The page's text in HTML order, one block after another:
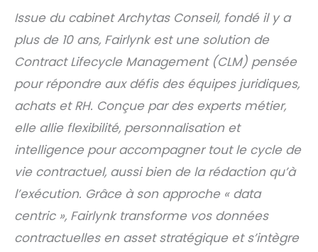
Issue du cabinet Archytas Conseil, fondé il y a
plus de 10 ans, Fairlynk est une solution de
Contract Lifecycle Management (CLM) pensée
pour répondre aux défis des équipes juridiques,
achats et RH. Conçue par des experts métier,
elle allie flexibilité, personnalisation et
intelligence pour accompagner tout le cycle de
vie contractuel, aussi bien de la rédaction qu’à
l’exécution. Grâce à son approche « data
centric », Fairlynk transforme vos données
contractuelles en asset stratégique et s’intègre